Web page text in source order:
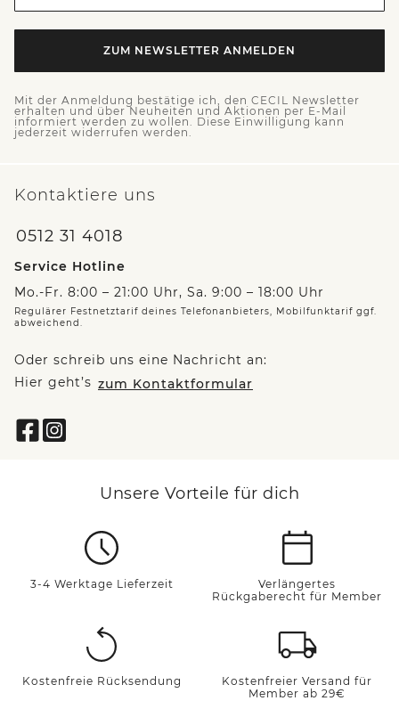
ZUM NEWSLETTER ANMELDEN
Mit der Anmeldung bestätige ich, den CECIL Newsletter
erhalten und über Neuheiten und Aktionen per E-Mail
informiert werden zu wollen. Diese Einwilligung kann
jederzeit widerrufen werden.
Kontaktiere uns
0512 31 4018
Service Hotline
Mo.-Fr. 8:00 – 21:00 Uhr, Sa. 9:00 – 18:00 Uhr
Regulärer Festnetztarif deines Telefonanbieters, Mobilfunktarif ggf.
abweichend.
Oder schreib uns eine Nachricht an:
Hier geht’s zum Kontaktformular
Unsere Vorteile für dich
3-4 Werktage Lieferzeit
Verlängertes
Rückgaberecht für Member
Kostenfreie Rücksendung
Kostenfreier Versand für
Member ab 29€